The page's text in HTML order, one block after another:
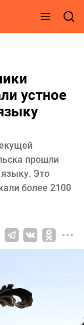
устное
прошли
языку. Это
более 2100